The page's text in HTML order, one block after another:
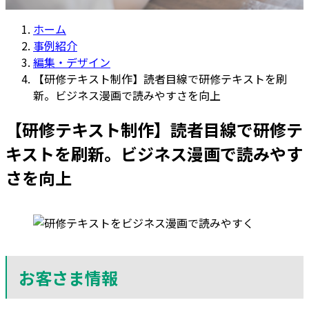
ホーム
事例紹介
編集・デザイン
【研修テキスト制作】読者目線で研修テキストを刷
新。ビジネス漫画で読みやすさを向上
【研修テキスト制作】読者目線で研修テ
キストを刷新。ビジネス漫画で読みやす
さを向上
お客さま情報